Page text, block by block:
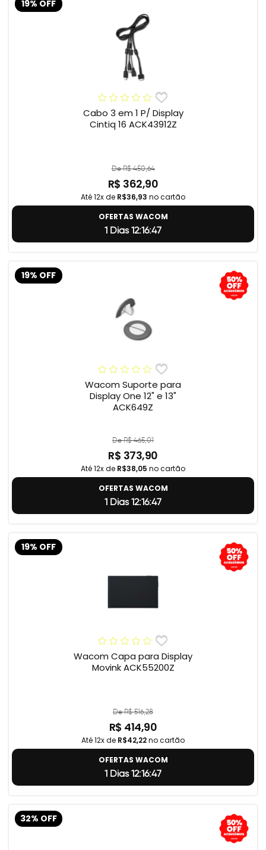
19% OFF
Cabo 3 em 1 P/ Display
Cintiq 16 ACK43912Z
De R$ 450,64
R$ 362,90
Até 12x de R$36,93 no cartão
OFERTAS WACOM
1 Dias 12:16:46
19% OFF
Wacom Suporte para
Display One 12" e 13"
ACK649Z
De R$ 465,01
R$ 373,90
Até 12x de R$38,05 no cartão
OFERTAS WACOM
1 Dias 12:16:46
19% OFF
Wacom Capa para Display
Movink ACK55200Z
De R$ 516,28
R$ 414,90
Até 12x de R$42,22no cartão
OFERTAS WACOM
1 Dias 12:16:46
32% OFF